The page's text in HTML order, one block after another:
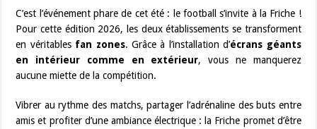
C’est l’événement phare de cet été : le football s’invite à la Friche !
Pour cette édition 2026, les deux établissements se transforment
en véritables fan zones. Grâce à l’installation d’écrans géants
en intérieur comme en extérieur, vous ne manquerez
aucune miette de la compétition.
Vibrer au rythme des matchs, partager l’adrénaline des buts entre
amis et profiter d’une ambiance électrique : la Friche promet d’être